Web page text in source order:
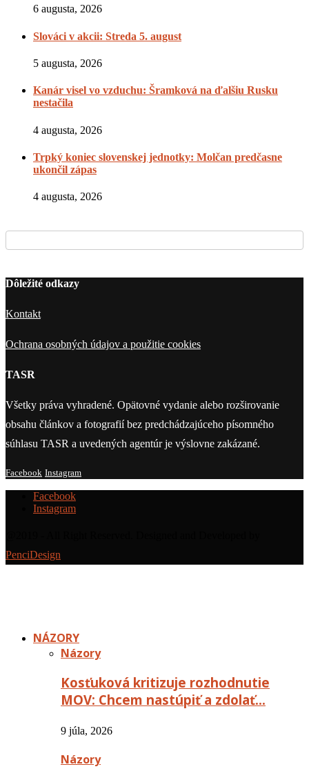
6 augusta, 2026
Slováci v akcii: Streda 5. august
5 augusta, 2026
Kanár visel vo vzduchu: Šramková na ďalšiu Rusku
nestačila
4 augusta, 2026
Trpký koniec slovenskej jednotky: Molčan predčasne
ukončil zápas
4 augusta, 2026
Dôležité odkazy
Kontakt
Ochrana osobných údajov a použitie cookies
TASR
Všetky práva vyhradené. Opätovné vydanie alebo rozširovanie
obsahu článkov a fotografií bez predchádzajúceho písomného
súhlasu TASR a uvedených agentúr je výslovne zakázané.
Facebook Instagram
Facebook
Instagram
PenciDesign
NÁZORY
Názory
Kosťuková kritizuje rozhodnutie
MOV: Chcem nastúpiť a zdolať…
9 júla, 2026
Názory